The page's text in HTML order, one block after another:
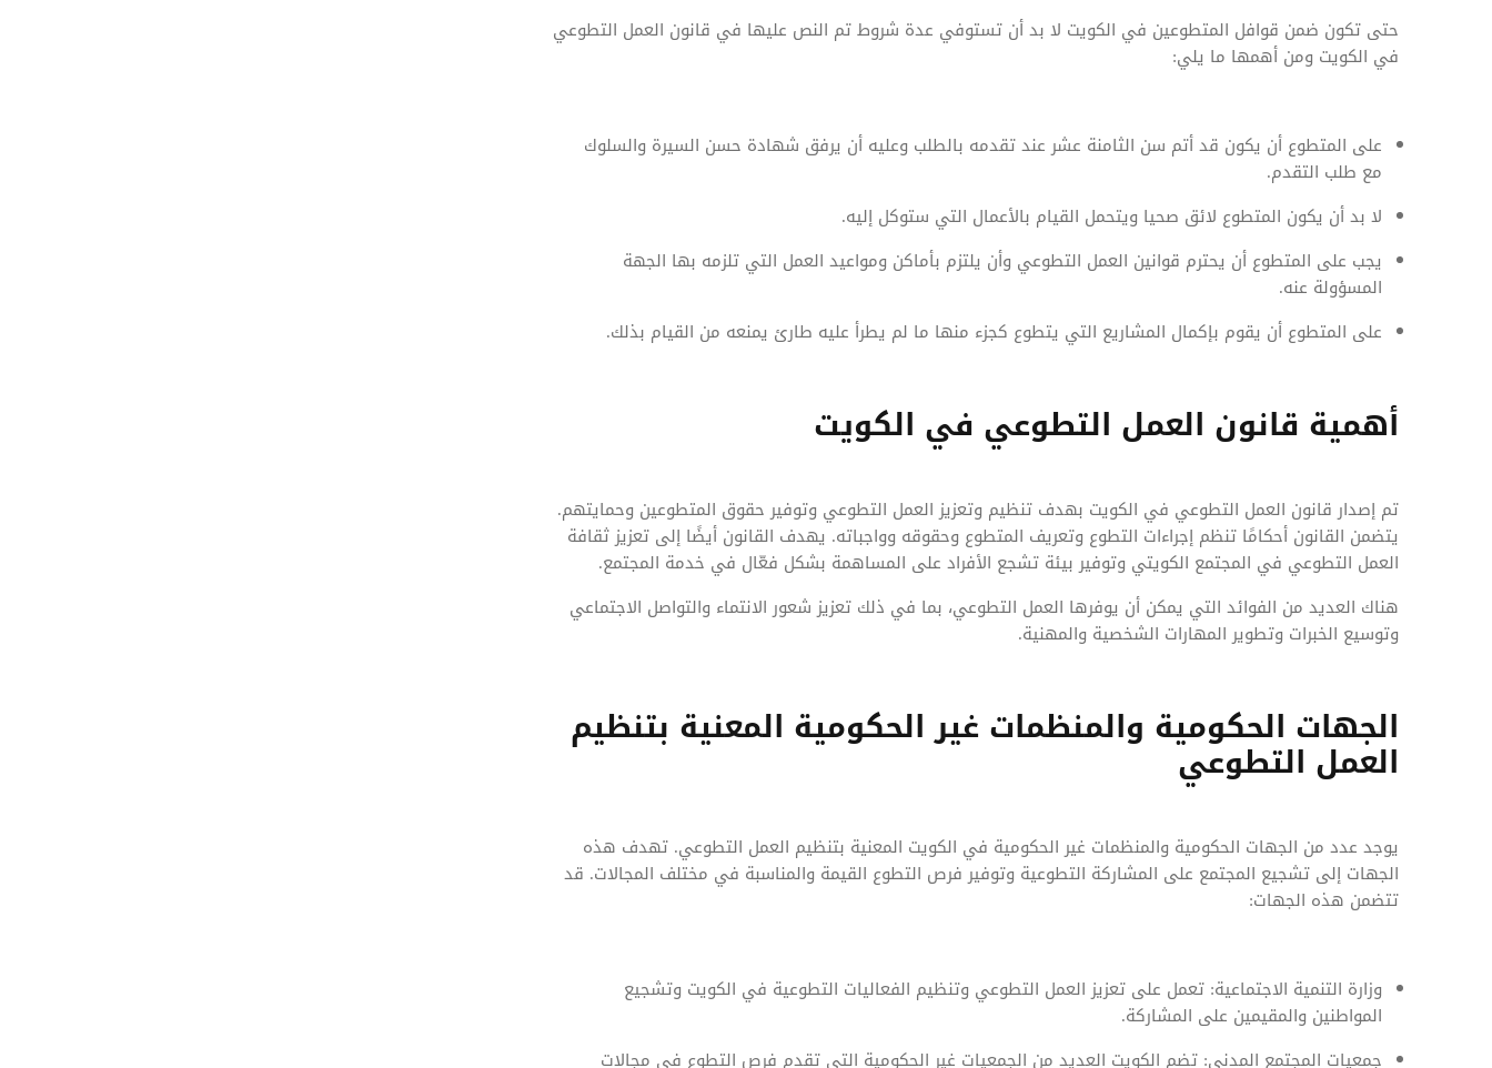
حتى تكون ضمن قوافل المتطوعين في الكويت لا بد أن تستوفي عدة شروط تم النص عليها في قانون العمل التطوعي
في الكويت ومن أهمها ما يلي:
على المتطوع أن يكون قد أتم سن الثامنة عشر عند تقدمه بالطلب وعليه أن يرفق شهادة حسن السيرة والسلوك
مع طلب التقدم.
لا بد أن يكون المتطوع لائق صحيا ويتحمل القيام بالأعمال التي ستوكل إليه.
يجب على المتطوع أن يحترم قوانين العمل التطوعي وأن يلتزم بأماكن ومواعيد العمل التي تلزمه بها الجهة
المسؤولة عنه.
على المتطوع أن يقوم بإكمال المشاريع التي يتطوع كجزء منها ما لم يطرأ عليه طارئ يمنعه من القيام بذلك.
أهمية قانون العمل التطوعي في الكويت
تم إصدار قانون العمل التطوعي في الكويت بهدف تنظيم وتعزيز العمل التطوعي وتوفير حقوق المتطوعين وحمايتهم.
يتضمن القانون أحكامًا تنظم إجراءات التطوع وتعريف المتطوع وحقوقه وواجباته. يهدف القانون أيضًا إلى تعزيز ثقافة
العمل التطوعي في المجتمع الكويتي وتوفير بيئة تشجع الأفراد على المساهمة بشكل فعّال في خدمة المجتمع.
هناك العديد من الفوائد التي يمكن أن يوفرها العمل التطوعي، بما في ذلك تعزيز شعور الانتماء والتواصل الاجتماعي
وتوسيع الخبرات وتطوير المهارات الشخصية والمهنية.
الجهات الحكومية والمنظمات غير الحكومية المعنية بتنظيم
العمل التطوعي
يوجد عدد من الجهات الحكومية والمنظمات غير الحكومية في الكويت المعنية بتنظيم العمل التطوعي. تهدف هذه
الجهات إلى تشجيع المجتمع على المشاركة التطوعية وتوفير فرص التطوع القيمة والمناسبة في مختلف المجالات. قد
تتضمن هذه الجهات:
وزارة التنمية الاجتماعية: تعمل على تعزيز العمل التطوعي وتنظيم الفعاليات التطوعية في الكويت وتشجيع
المواطنين والمقيمين على المشاركة.
جمعيات المجتمع المدني: تضم الكويت العديد من الجمعيات غير الحكومية التي تقدم فرص التطوع في مجالات